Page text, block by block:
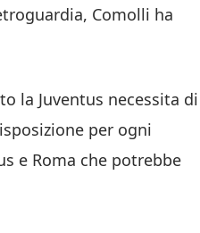
Comolli ha
la Juventus necessita di
per ogni
e Roma che potrebbe